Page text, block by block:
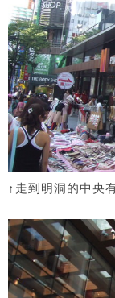
↑走到明洞的中央